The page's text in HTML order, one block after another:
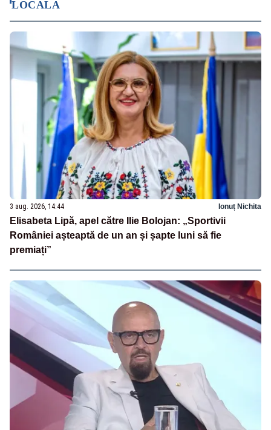
LOCALA
3 aug. 2026, 14:44 Ionuț Nichita
Elisabeta Lipă, apel către Ilie Bolojan: „Sportivii
României așteaptă de un an și șapte luni să fie
premiați”